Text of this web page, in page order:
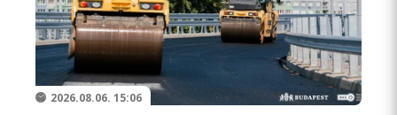
2026.08.06. 15:06